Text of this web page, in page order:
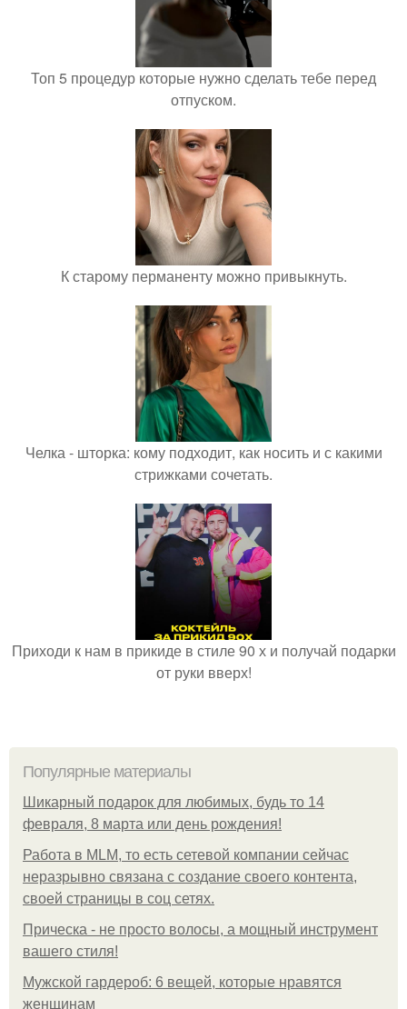
Топ 5 процедур которые нужно сделать тебе перед
отпуском.
К старому перманенту можно привыкнуть.
Челка - шторка: кому подходит, как носить и с какими
стрижками сочетать.
Приходи к нам в прикиде в стиле 90 х и получай подарки
от руки вверх!
Популярные материалы
Шикарный подарок для любимых, будь то 14
февраля, 8 марта или день рождения!
Работа в MLM, то есть сетевой компании сейчас
неразрывно связана с создание своего контента,
своей страницы в соц сетях.
Прическа - не просто волосы, а мощный инструмент
вашего стиля!
Мужской гардероб: 6 вещей, которые нравятся
женщинам